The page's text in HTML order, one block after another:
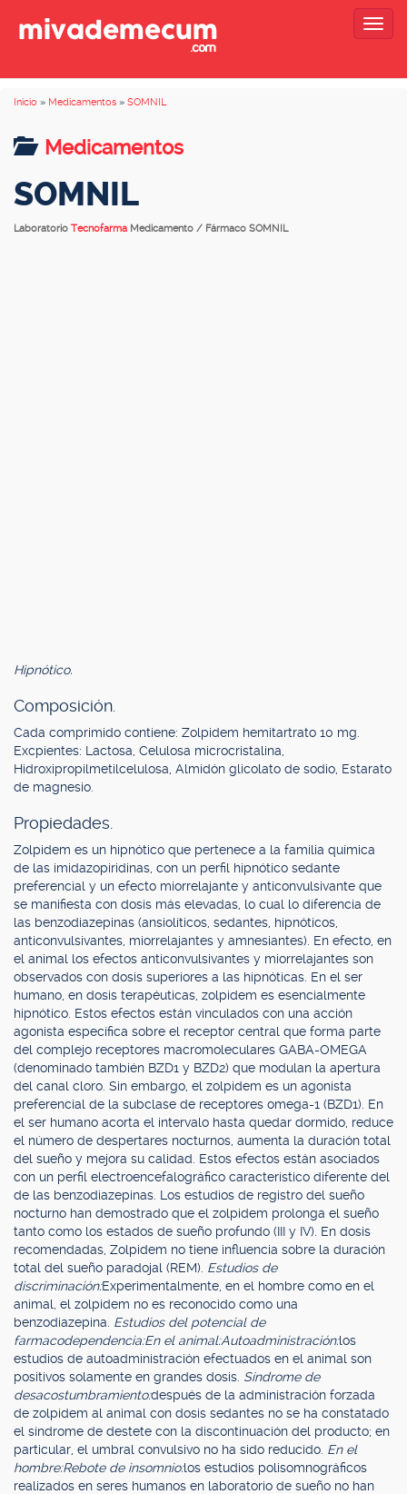
Inicio » Medicamentos » SOMNIL
Medicamentos
SOMNIL
Laboratorio Tecnofarma Medicamento / Fármaco SOMNIL
Hipnótico.
Composición.
Cada comprimido contiene: Zolpidem hemitartrato 10 mg.
Excpientes: Lactosa, Celulosa microcristalina,
Hidroxipropilmetilcelulosa, Almidón glicolato de sodio, Estarato
de magnesio.
Propiedades.
Zolpidem es un hipnótico que pertenece a la familia química
de las imidazopiridinas, con un perfil hipnótico sedante
preferencial y un efecto miorrelajante y anticonvulsivante que
se manifiesta con dosis más elevadas, lo cual lo diferencia de
las benzodiazepinas (ansiolíticos, sedantes, hipnóticos,
anticonvulsivantes, miorrelajantes y amnesiantes). En efecto, en
el animal los efectos anticonvulsivantes y miorrelajantes son
observados con dosis superiores a las hipnóticas. En el ser
humano, en dosis terapéuticas, zolpidem es esencialmente
hipnótico. Estos efectos están vinculados con una acción
agonista específica sobre el receptor central que forma parte
del complejo receptores macromoleculares GABA-OMEGA
(denominado también BZD1 y BZD2) que modulan la apertura
del canal cloro. Sin embargo, el zolpidem es un agonista
preferencial de la subclase de receptores omega-1 (BZD1). En
el ser humano acorta el intervalo hasta quedar dormido, reduce
el número de despertares nocturnos, aumenta la duración total
del sueño y mejora su calidad. Estos efectos están asociados
con un perfil electroencefalográfico característico diferente del
de las benzodiazepinas. Los estudios de registro del sueño
nocturno han demostrado que el zolpidem prolonga el sueño
tanto como los estados de sueño profundo (III y IV). En dosis
recomendadas, Zolpidem no tiene influencia sobre la duración
total del sueño paradojal (REM). Estudios de
discriminación:Experimentalmente, en el hombre como en el
animal, el zolpidem no es reconocido como una
benzodiazepina. Estudios del potencial de
farmacodependencia:En el animal:Autoadministración:los
estudios de autoadministración efectuados en el animal son
positivos solamente en grandes dosis. Síndrome de
desacostumbramiento:después de la administración forzada
de zolpidem al animal con dosis sedantes no se ha constatado
el síndrome de destete con la discontinuación del producto; en
particular, el umbral convulsivo no ha sido reducido. En el
hombre:Rebote de insomnio:los estudios polisomnográficos
realizados en seres humanos en laboratorio de sueño no han